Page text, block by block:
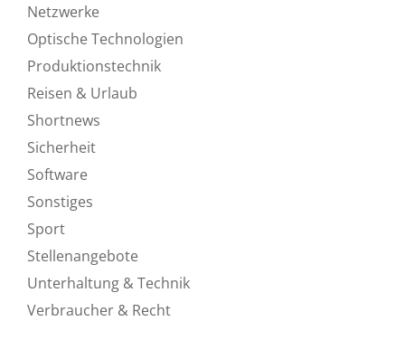
Netzwerke
Optische Technologien
Produktionstechnik
Reisen & Urlaub
Shortnews
Sicherheit
Software
Sonstiges
Sport
Stellenangebote
Unterhaltung & Technik
Verbraucher & Recht